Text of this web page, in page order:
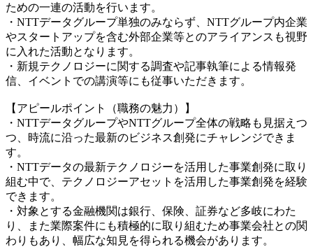
ための一連の活動を行います。
・NTTデータグループ単独のみならず、NTTグループ内企業
やスタートアップを含む外部企業等とのアライアンスも視野
に入れた活動となります。
・新規テクノロジーに関する調査や記事執筆による情報発
信、イベントでの講演等にも従事いただきます。
【アピールポイント（職務の魅力）】
・NTTデータグループやNTTグループ全体の戦略も見据えつ
つ、時流に沿った最新のビジネス創発にチャレンジできま
す。
・NTTデータの最新テクノロジーを活用した事業創発に取り
組む中で、テクノロジーアセットを活用した事業創発を経験
できます。
・対象とする金融機関は銀行、保険、証券など多岐にわた
り、また業際案件にも積極的に取り組むため事業会社との関
わりもあり、幅広な知見を得られる機会があります。